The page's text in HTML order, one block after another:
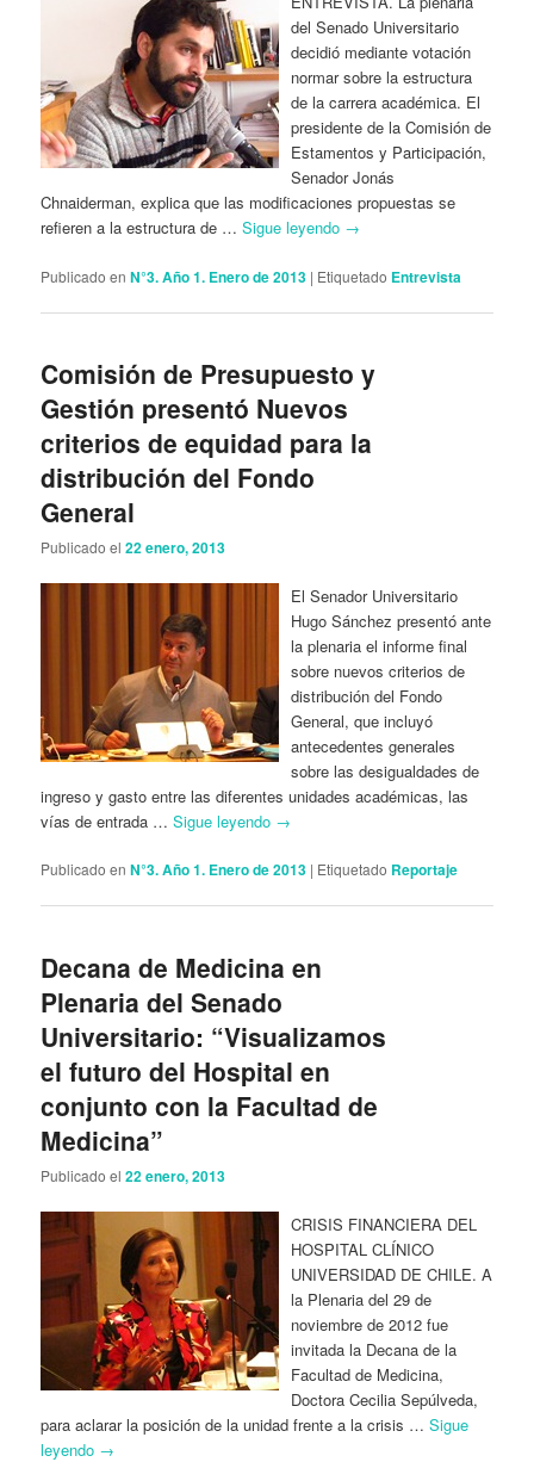
del Senado Universitario
decidió mediante votación
normar sobre la estructura
de la carrera académica. El
presidente de la Comisión de
Estamentos y Participación,
Senador Jonás
Chnaiderman, explica que las modificaciones propuestas se
refieren a la estructura de …Sigue leyendo →
Publicado en N°3. Año 1. Enero de 2013 | Etiquetado Entrevista
Comisión de Presupuesto y
Gestión presentó Nuevos
criterios de equidad para la
distribución del Fondo
General
Publicado el22 enero, 2013
El Senador Universitario
Hugo Sánchez presentó ante
la plenaria el informe final
sobre nuevos criterios de
distribución del Fondo
General, que incluyó
antecedentes generales
sobre las desigualdades de
ingreso y gasto entre las diferentes unidades académicas, las
vías de entrada …Sigue leyendo →
Publicado en N°3. Año 1. Enero de 2013 | Etiquetado Reportaje
Decana de Medicina en
Plenaria del Senado
Universitario: “Visualizamos
el futuro del Hospital en
conjunto con la Facultad de
Medicina”
Publicado el22 enero, 2013
CRISIS FINANCIERA DEL
HOSPITAL CLÍNICO
UNIVERSIDAD DE CHILE. A
la Plenaria del 29 de
noviembre de 2012 fue
invitada la Decana de la
Facultad de Medicina,
Doctora Cecilia Sepúlveda,
para aclarar la posición de la unidad frente a la crisis …Sigue
leyendo →